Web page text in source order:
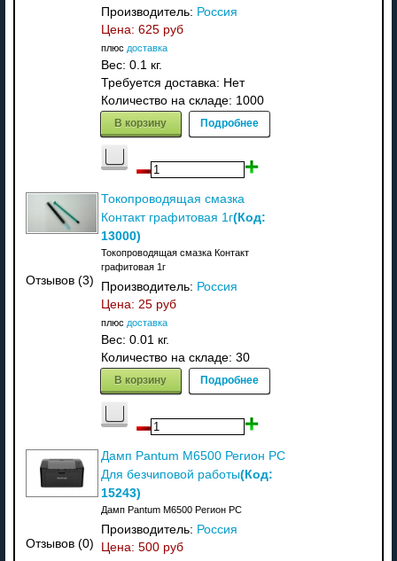
Производитель: Россия
Цена: 625 руб
плюс доставка
Вес: 0.1 кг.
Требуется доставка: Нет
Количество на складе: 1000
В корзину Подробнее
Отзывов (3)
Токопроводящая смазка
Контакт графитовая 1г(Код:
13000)
Токопроводящая смазка Контакт
графитовая 1г
Производитель: Россия
Цена: 25 руб
плюс доставка
Вес: 0.01 кг.
Количество на складе: 30
В корзину Подробнее
Отзывов (0)
Дамп Pantum M6500 Регион PC
Для безчиповой работы(Код:
15243)
Дамп Pantum M6500 Регион PC
Производитель: Россия
Цена: 500 руб